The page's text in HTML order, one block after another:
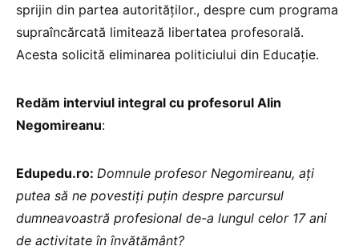
sprijin din partea autorităților., despre cum programa
supraîncărcată limitează libertatea profesorală.
Acesta solicită eliminarea politiciului din Educație.
Redăm interviul integral cu profesorul Alin
Negomireanu:
Edupedu.ro: Domnule profesor Negomireanu, ați
putea să ne povestiți puțin despre parcursul
dumneavoastră profesional de-a lungul celor 17 ani
de activitate în învățământ?